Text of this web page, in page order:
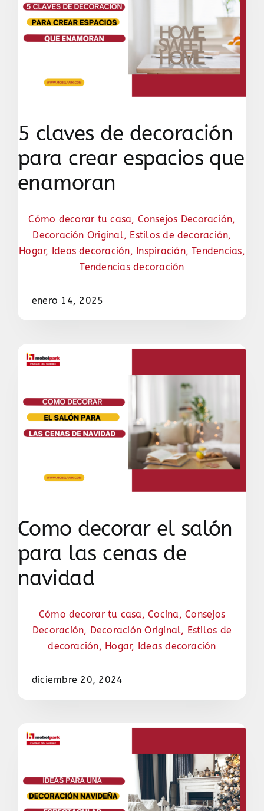
5 claves de decoración
para crear espacios que
enamoran
Cómo decorar tu casa, Consejos Decoración,
Decoración Original, Estilos de decoración,
Hogar, Ideas decoración, Inspiración,Tendencias,
Tendencias decoración
enero 14, 2025
Como decorar el salón
para las cenas de
navidad
Cómo decorar tu casa ,Cocina ,Consejos
Decoración, Decoración Original, Estilos de
decoración, Hogar, Ideas decoración
diciembre 20, 2024